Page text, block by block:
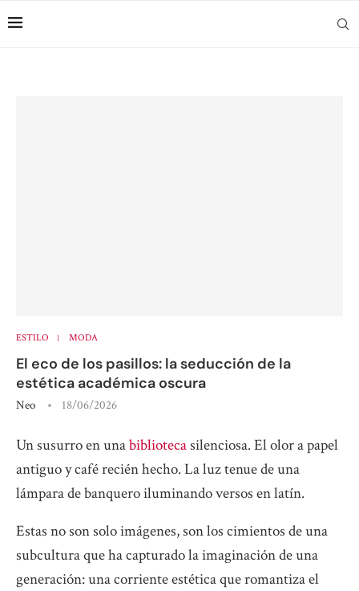
ESTILO MODA
El eco de los pasillos: la seducción de la
estética académica oscura
Neo 18/06/2026
Un susurro en unabibliotecasilenciosa. El olor a papel
antiguo y café recién hecho. La luz tenue de una
lámpara de banquero iluminando versos en latín.
Estas no son solo imágenes, son los cimientos de una
subcultura que ha capturado la imaginación de una
generación: una corriente estética que romantiza el